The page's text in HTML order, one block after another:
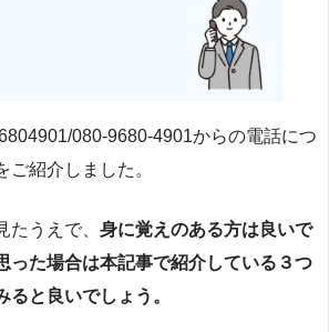
080-9680-4901からの電話につ
ご紹介しました。
たうえで、 身に覚えのある方は良いで
った場合は本記事で紹介している３つ
と良いでしょう。